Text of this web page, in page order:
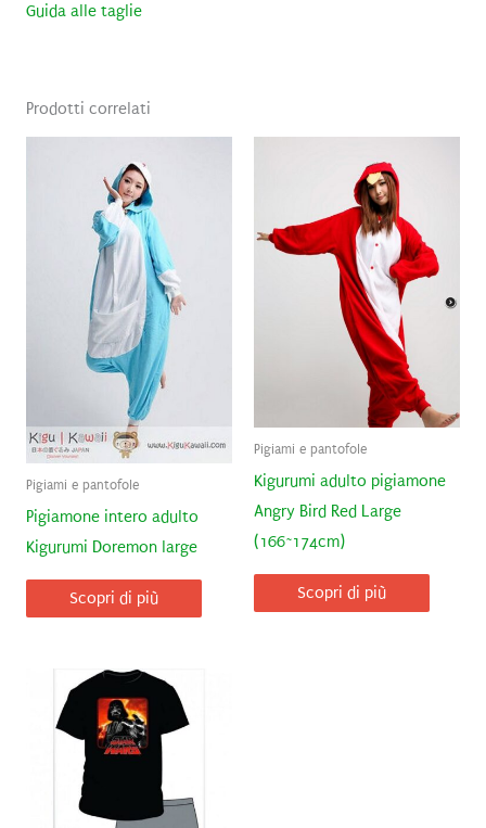
Guida alle taglie
Prodotti correlati
Pigiami e pantofole
Pigiamone intero adulto
Kigurumi Doremon large
Scopri di più
Pigiami e pantofole
Kigurumi adulto pigiamone
Angry Bird Red Large
(166~174cm)
Scopri di più